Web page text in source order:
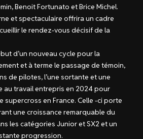
Benoit Fortunato et Brice Michel.
et spectaculaire offrira un cadre
le rendez-vous décisif de la
d’un nouveau cycle pour la
et à terme le passage de témoin,
de pilotes, l’une sortante et une
au travail entrepris en 2024 pour
supercross en France. Celle -ci porte
une croissance remarquable du
les catégories Junior et SX2 et un
progression.